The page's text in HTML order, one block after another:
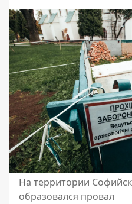
На территории
образовался провал